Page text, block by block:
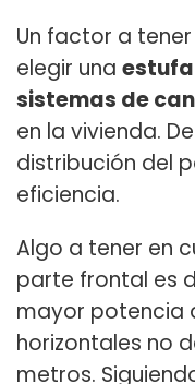
Un factor a
elegir una estufa
sistemas de
en la vivienda.
distribución del
eficiencia.
Algo a tener en
parte frontal es
mayor potencia
horizontales no
metros.